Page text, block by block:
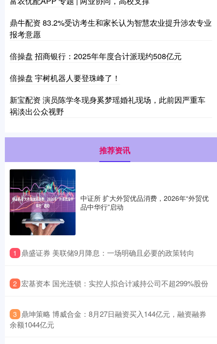
鼎牛配资 83.2%受访考生和家长认为智慧农业提升涉农专业
报考意愿
倍操盘 招商银行：2025年年度合计派现约508亿元
倍操盘 宇树机器人要登珠峰了！
新宝配资 演员陈学冬现身奚梦瑶婚礼现场，此前因严重车
祸淡出公众视野
推荐资讯
中证所 扩大外贸优品消费，2026年“外贸优
品中华行”启动
1 ​鼎盛证券 美联储9月降息：一场明确且必要的政策转向
2 ​宏基资本 国光连锁：实控人拟合计减持公司不超299%股份
3 ​鼎坤策略 博威合金：8月27日融资买入144亿元，融资融券
余额1044亿元